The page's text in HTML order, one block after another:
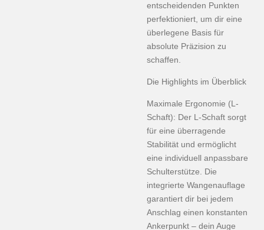
entscheidenden Punkten
perfektioniert, um dir eine
überlegene Basis für
absolute Präzision zu
schaffen.
Die Highlights im Überblick
Maximale Ergonomie (L-
Schaft): Der L-Schaft sorgt
für eine überragende
Stabilität und ermöglicht
eine individuell anpassbare
Schulterstütze. Die
integrierte Wangenauflage
garantiert dir bei jedem
Anschlag einen konstanten
Ankerpunkt – dein Auge